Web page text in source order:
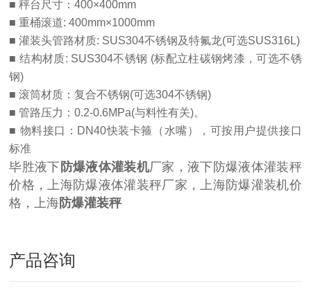
■ 秤台尺寸：400×400mm
■ 重桶滚道: 400mm×1000mm
■ 灌装头管路材质: SUS304不锈钢及特氟龙(可选SUS316L)
■ 结构材质: SUS304不锈钢 (标配立柱碳钢烤漆，可选不锈
钢)
■ 滚筒材质：复合不锈钢(可选304不锈钢)
■ 管路压力：0.2-0.6MPa(与料性有关)。
■ 物料接口：DN40快装卡箍（水嘴），可按用户提供接口
标准
毕胜液下 防爆液体灌装机厂家，液下防爆液体灌装秤
价格，上海防爆液体灌装秤厂家，上海防爆灌装机价
格，上海防爆灌装秤
产品咨询